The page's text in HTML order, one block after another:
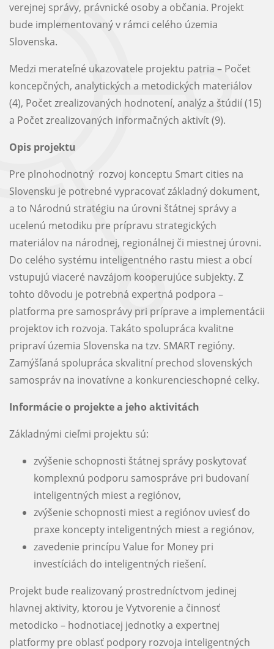
verejnej správy, právnické osoby a občania. Projekt
bude implementovaný v rámci celého územia
Slovenska.
Medzi merateľné ukazovatele projektu patria – Počet
koncepčných, analytických a metodických materiálov
(4), Počet zrealizovaných hodnotení, analýz a štúdií (15)
a Počet zrealizovaných informačných aktivít (9).
Opis projektu
Pre plnohodnotný rozvoj konceptu Smart cities na
Slovensku je potrebné vypracovať základný dokument,
a to Národnú stratégiu na úrovni štátnej správy a
ucelenú metodiku pre prípravu strategických
materiálov na národnej, regionálnej či miestnej úrovni.
Do celého systému inteligentného rastu miest a obcí
vstupujú viaceré navzájom kooperujúce subjekty. Z
tohto dôvodu je potrebná expertná podpora –
platforma pre samosprávy pri príprave a implementácii
projektov ich rozvoja. Takáto spolupráca kvalitne
pripraví územia Slovenska na tzv. SMART regióny.
Zamýšľaná spolupráca skvalitní prechod slovenských
samospráv na inovatívne a konkurencieschopné celky.
Informácie o projekte a jeho aktivitách
Základnými cieľmi projektu sú:
zvýšenie schopnosti štátnej správy poskytovať
komplexnú podporu samospráve pri budovaní
inteligentných miest a regiónov,
zvýšenie schopnosti miest a regiónov uviesť do
praxe koncepty inteligentných miest a regiónov,
zavedenie princípu Value for Money pri
investíciách do inteligentných riešení.
Projekt bude realizovaný prostredníctvom jedinej
hlavnej aktivity, ktorou je Vytvorenie a činnosť
metodicko – hodnotiacej jednotky a expertnej
platformy pre oblasť podpory rozvoja inteligentných